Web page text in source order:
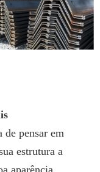
de pensar em
estrutura a
aparência.